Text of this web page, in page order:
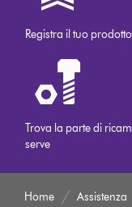
Registra il tuo prodotto
Trova la parte di
serve
Home Assistenza